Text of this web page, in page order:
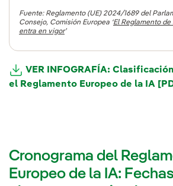
físicas, en particular, para
empleo específicos, analizar y
solicitudes de empleo y evaluar a
puntuación ciudadana provoque
perjudicial o desfavorable.
Fuente: Reglamento (UE) 2024/1689 del
Consejo, Comisión Europea ‘El Reglamento
entra en vigor’
VER INFOGRAFÍA:
el Reglamento Europeo de la IA
Cronograma del
Europeo de la IA: